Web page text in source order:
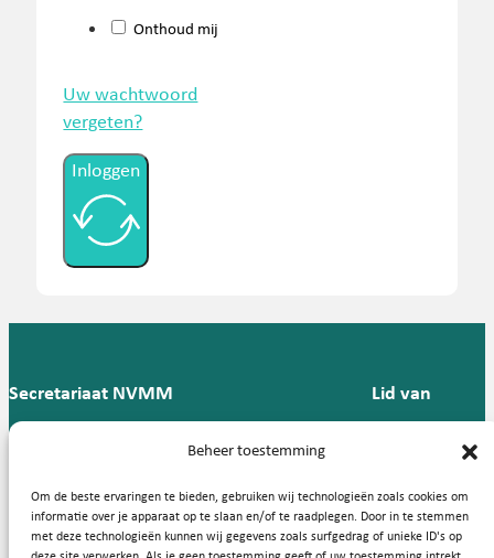
Beheer toestemming
Om de beste ervaringen te bieden, gebruiken wij technologieën zoals cookies om
informatie over je apparaat op te slaan en/of te raadplegen. Door in te stemmen
met deze technologieën kunnen wij gegevens zoals surfgedrag of unieke ID's op
Onthoud mij
Uw wachtwoord
vergeten?
Inloggen
Secretariaat NVMM
Groningen
T: 088 -
57
Lid van